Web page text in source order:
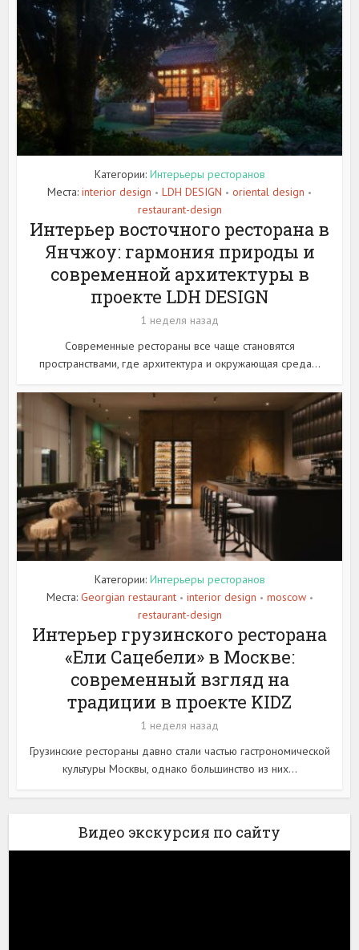
Категории: Интерьеры ресторанов
Места: interior design • LDH DESIGN • oriental design •
restaurant-design
Интерьер восточного ресторана в
Янчжоу: гармония природы и
современной архитектуры в
проекте LDH DESIGN
1 неделя назад
Современные рестораны все чаще становятся
пространствами, где архитектура и окружающая среда...
Категории: Интерьеры ресторанов
Места: Georgian restaurant • interior design • moscow •
restaurant-design
Интерьер грузинского ресторана
«Ели Сацебели» в Москве:
современный взгляд на
традиции в проекте KIDZ
1 неделя назад
Грузинские рестораны давно стали частью гастрономической
культуры Москвы, однако большинство из них...
Видео экскурсия по сайту